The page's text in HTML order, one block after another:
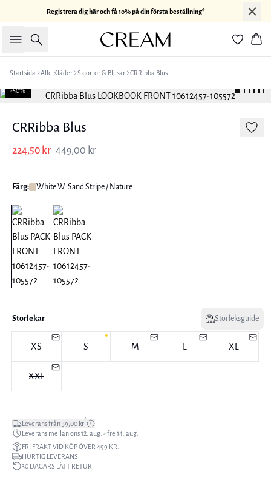
Registrera dig här och få 10% på din första beställning*
Sök
Startsida Alle Kläder Skjortor & Blusar CRRibba Blus
-50%
CRRibba Blus
224,50 kr 449,00 kr
Färg: White W. Sand Stripe / Nature
Storlekar Storleksguide
XS S M L XL
XXL
Leverans från 39,00 kr*
Leverans mellan ons 12. aug. - fre 14. aug.
FRI FRAKT VID KÖP ÖVER 499 KR.
HURTIG LEVERANS
30 DAGARS LÄTT RETUR